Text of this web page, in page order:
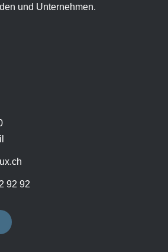
und Unternehmen.
92 92